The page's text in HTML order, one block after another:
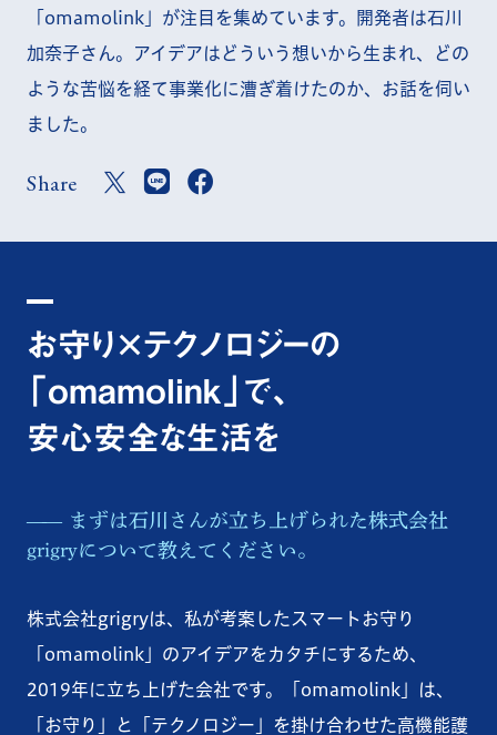
「omamolink」が注目を集めています。開発者は石川
加奈子さん。アイデアはどういう想いから生まれ、どの
ような苦悩を経て事業化に漕ぎ着けたのか、お話を伺い
ました。
Share
お守り×テクノロジーの
「omamolink」で、
安心安全な生活を
まずは石川さんが立ち上げられた株式会社
grigryについて教えてください。
株式会社grigryは、私が考案したスマートお守り
「omamolink」のアイデアをカタチにするため、
2019年に立ち上げた会社です。「omamolink」は、
「お守り」と「テクノロジー」を掛け合わせた高機能護